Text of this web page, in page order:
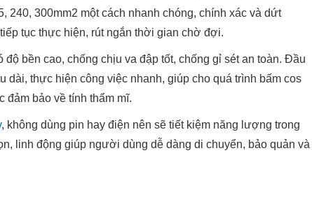
240, 300mm2 một cách nhanh chóng, chính xác và dứt
tục thực hiện, rút ngắn thời gian chờ đợi.
bền cao, chống chịu va đập tốt, chống gỉ sét an toàn. Đầu
thực hiện công việc nhanh, giúp cho quá trình bấm cos
đảm bảo về tính thẩm mĩ.
, không dùng pin hay điện nên sẽ tiết kiệm năng lượng trong
linh động giúp người dùng dễ dàng di chuyển, bảo quản và